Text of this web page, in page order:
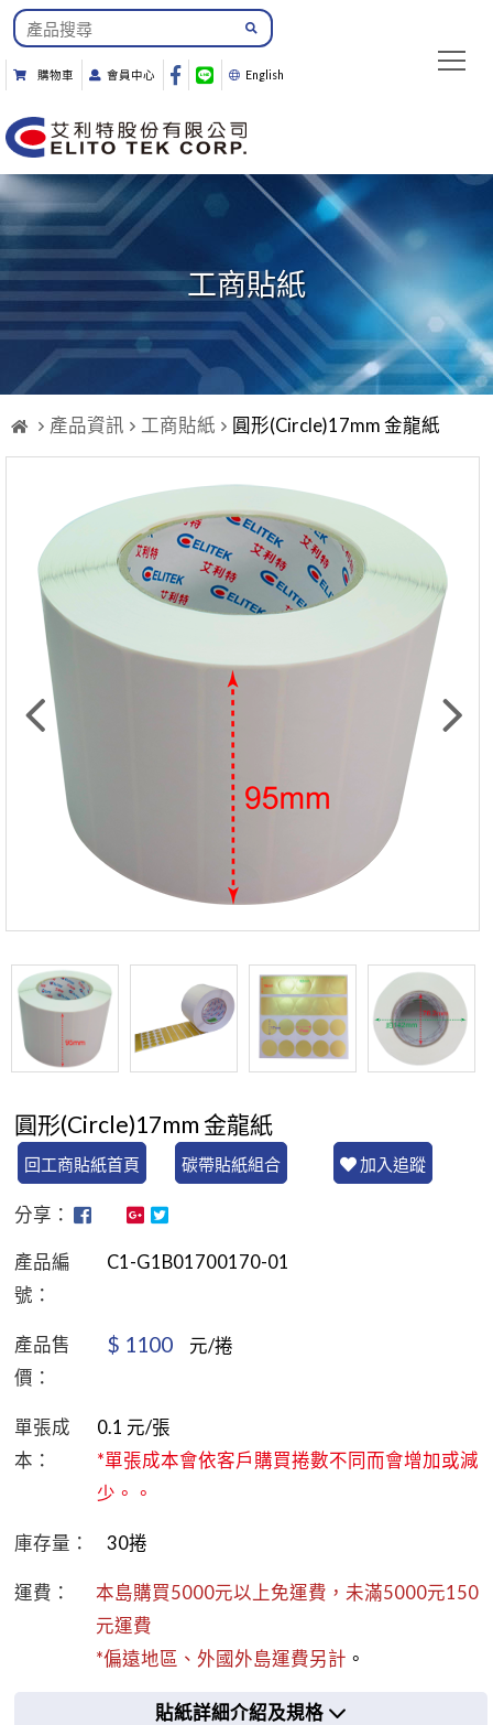
購物車 會員中心 English
工商貼紙
產品資訊 工商貼紙 圓形(Circle)17mm 金龍紙
圓形(Circle)17mm 金龍紙
回工商貼紙首頁 碳帶貼紙組合 加入追蹤
分享：
產品編
號：
C1-G1B01700170-01
產品售
價：
$ 1100 元/捲
單張成
本：
0.1 元/張
*單張成本會依客戶購買捲數不同而會增加或減
少。。
庫存量： 30捲
運費：
本島購買5000元以上免運費，未滿5000元150
元運費
*偏遠地區、外國外島運費另計 。
貼紙詳細介紹及規格